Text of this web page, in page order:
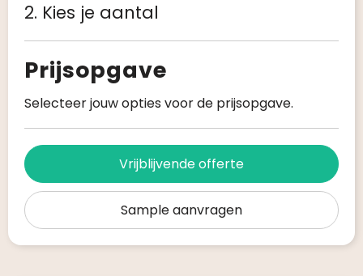
2. Kies je aantal
Prijsopgave
Selecteer jouw opties voor de prijsopgave.
Vrijblijvende offerte
Sample aanvragen